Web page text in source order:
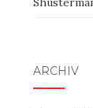
ARCHIV